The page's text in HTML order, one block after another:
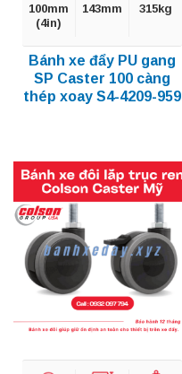
100mm
(4in)
143mm 315kg
Bánh xe đẩy PU gang
SP Caster 100 càng
thép xoay S4-4209-959